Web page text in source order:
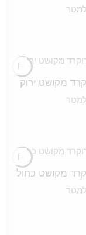
למטר
מקושט ירוק
למטר
מקושט כחול
למטר